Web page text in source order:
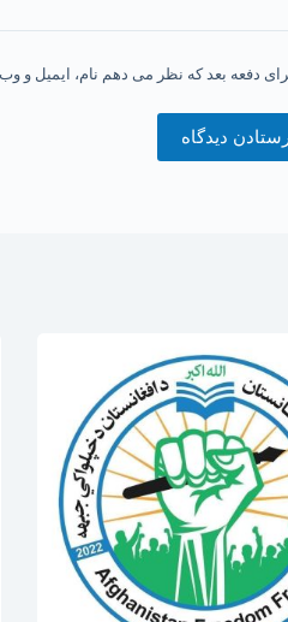
دفعه بعد که نظر می دهم نام، ایمیل و
دیدگاه